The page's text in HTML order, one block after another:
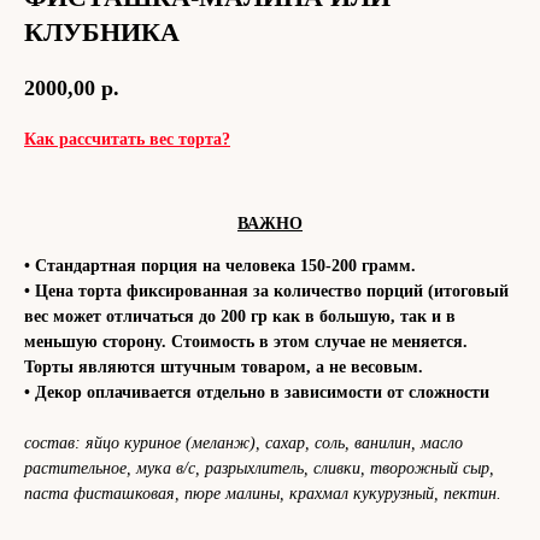
КЛУБНИКА
2000,00 р.
Как рассчитать вес торта?
ВАЖНО
• Стандартная порция на человека 150-200 грамм.
• Цена торта фиксированная за количество порций (итоговый
вес может отличаться до 200 гр как в большую, так и в
меньшую сторону. Стоимость в этом случае не меняется.
Торты являются штучным товаром, а не весовым.
• Декор оплачивается отдельно в зависимости от сложности
состав: яйцо куриное (меланж), сахар, соль, ванилин, масло
растительное, мука в/с, разрыхлитель, сливки, творожный сыр,
паста фисташковая, пюре малины, крахмал кукурузный, пектин.